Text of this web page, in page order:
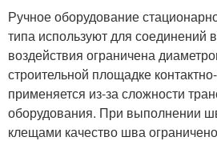
Ручное оборудование
типа используют для соединений
воздействия ограничена
строительной площадке
применяется из-за сложности
оборудования. При выполнении
клещами качество шва